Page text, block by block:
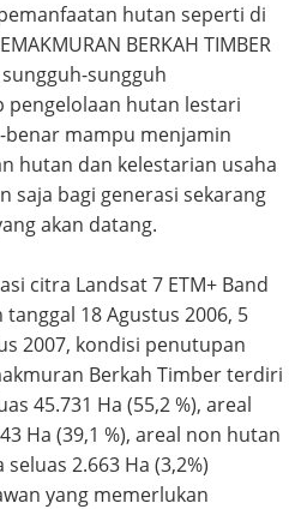
hutan seperti di
BERKAH TIMBER
sungguh
hutan lestari
mampu menjamin
hutan dan kelestarian usaha
saja bagi generasi sekarang
akan datang.
citra Landsat 7 ETM+ Band
18 Agustus 2006, 5
2007, kondisi penutupan
Berkah Timber terdiri
45.731 Ha (55,2 %), areal
Ha (39,1 %), areal non hutan
2.663 Ha (3,2%)
yang memerlukan